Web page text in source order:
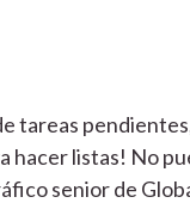
tareas
hacer listas! No
senior de